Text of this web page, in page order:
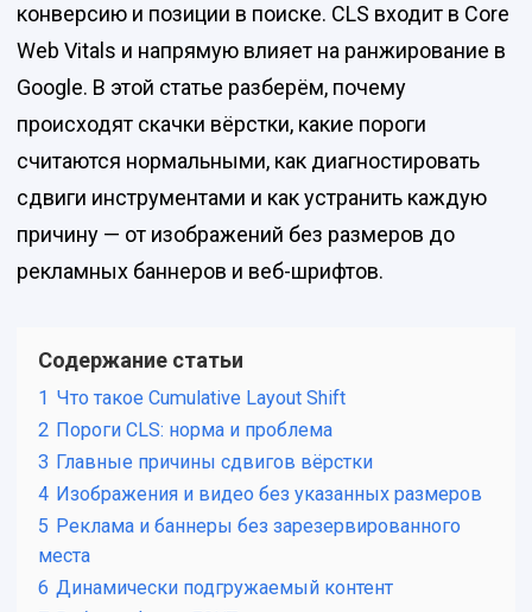
конверсию и позиции в поиске. CLS входит в Core
Web Vitals и напрямую влияет на ранжирование в
Google. В этой статье разберём, почему
происходят скачки вёрстки, какие пороги
считаются нормальными, как диагностировать
сдвиги инструментами и как устранить каждую
причину — от изображений без размеров до
рекламных баннеров и веб-шрифтов.
Содержание статьи
1 Что такое Cumulative Layout Shift
2 Пороги CLS: норма и проблема
3 Главные причины сдвигов вёрстки
4 Изображения и видео без указанных размеров
5 Реклама и баннеры без зарезервированного
места
6 Динамически подгружаемый контент